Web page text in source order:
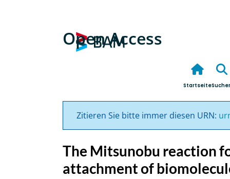
Open Access
Startseite
Zitieren Sie bitte immer diesen URN:
The Mitsunobu reaction
attachment of